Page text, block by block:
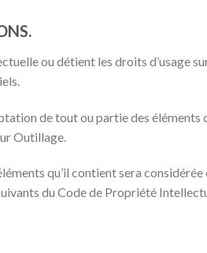
ou détient les droits d’usage
de tout ou partie des éléments
Outillage.
qu’il contient sera
du Code de Propriété